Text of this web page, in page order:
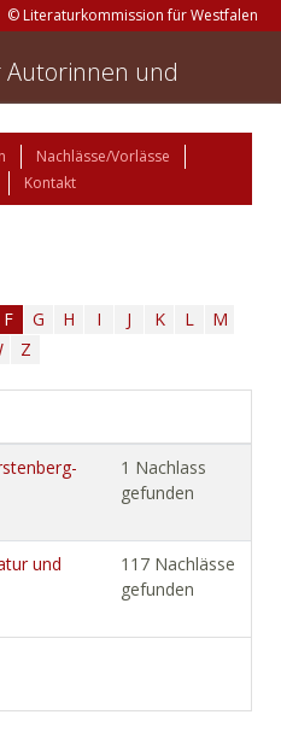
© Literaturkommission für Westfalen
Autorinnen und
Nachlässe/Vorlässe
Kontakt
F G H I J K L
M
Z
1 Nachlass
gefunden
und
117 Nachlässe
gefunden